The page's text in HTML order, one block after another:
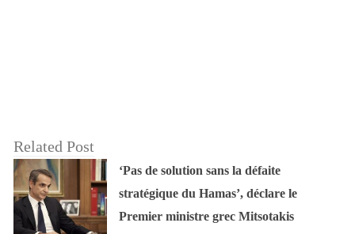
Related Post
‘Pas de solution sans la défaite
stratégique du Hamas’, déclare le
Premier ministre grec Mitsotakis